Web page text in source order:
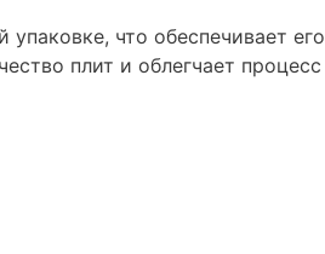
что обеспечивает
плит и облегчает